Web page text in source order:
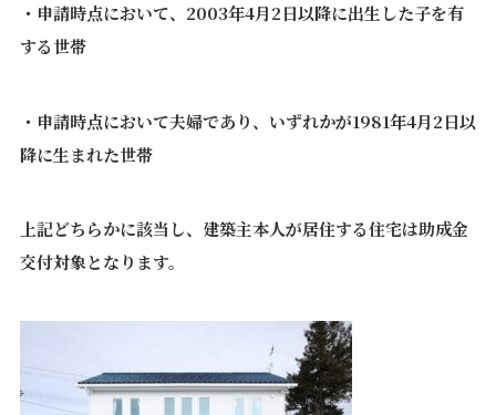
お知らせ
土地情報
スタッフブログ
吉田のブログ
Q&A
スタッフ紹介
リフォーム
オーダー家具
ご紹介キャンペーン
・申請時点において、2003年4月2日以降に出生した子を有
する世帯
・申請時点において夫婦であり、いずれかが1981年4月2日以
降に生まれた世帯
上記どちらかに該当し、建築主本人が居住する住宅は助成金
交付対象となります。